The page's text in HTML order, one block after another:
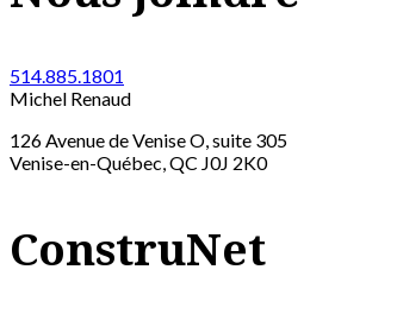
514.885.1801
Michel Renaud
126 Avenue de Venise O, suite 305
Venise-en-Québec, QC J0J 2K0
ConstruNet